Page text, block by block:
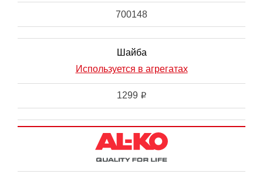
700148
Шайба
Используется в агрегатах
1299 i